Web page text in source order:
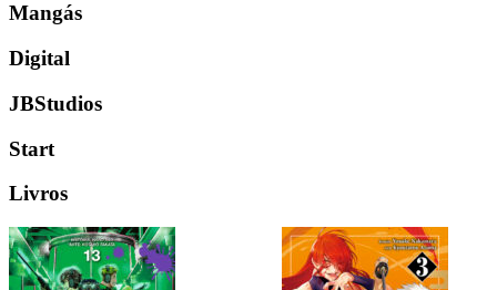
Mangás
Digital
JBStudios
Start
Livros